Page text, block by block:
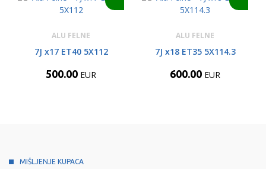
ALU FELNE
7J x17 ET40 5X112
500.00 EUR
ALU FELNE
7J x18 ET35 5X114.3
600.00 EUR
MIŠLJENJE KUPACA